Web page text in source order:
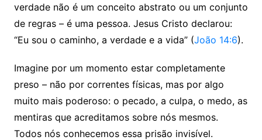
verdade não é um conceito abstrato ou um conjunto
de regras – é uma pessoa. Jesus Cristo declarou:
“Eu sou o caminho, a verdade e a vida” (João 14:6).
Imagine por um momento estar completamente
preso – não por correntes físicas, mas por algo
muito mais poderoso: o pecado, a culpa, o medo, as
mentiras que acreditamos sobre nós mesmos.
Todos nós conhecemos essa prisão invisível.